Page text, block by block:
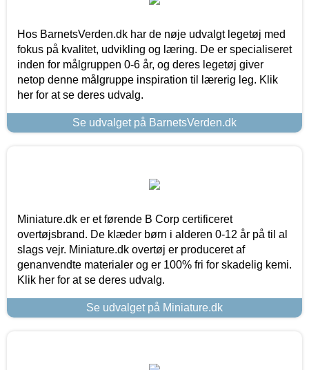
Hos BarnetsVerden.dk har de nøje udvalgt legetøj med
fokus på kvalitet, udvikling og læring. De er specialiseret
inden for målgruppen 0-6 år, og deres legetøj giver
netop denne målgruppe inspiration til lærerig leg. Klik
her for at se deres udvalg.
Se udvalget på BarnetsVerden.dk
Miniature.dk er et førende B Corp certificeret
overtøjsbrand. De klæder børn i alderen 0-12 år på til al
slags vejr. Miniature.dk overtøj er produceret af
genanvendte materialer og er 100% fri for skadelig kemi.
Klik her for at se deres udvalg.
Se udvalget på Miniature.dk